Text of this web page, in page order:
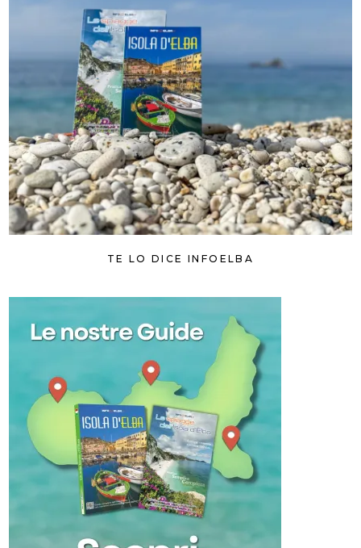
TE LO DICE INFOELBA